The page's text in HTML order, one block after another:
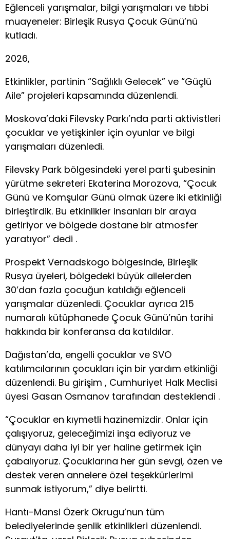
Eğlenceli yarışmalar, bilgi yarışmaları ve tıbbi
muayeneler: Birleşik Rusya Çocuk Günü’nü
kutladı.
2026,
Etkinlikler, partinin “Sağlıklı Gelecek” ve “Güçlü
Aile” projeleri kapsamında düzenlendi.
Moskova’daki Filevsky Parkı’nda parti aktivistleri
çocuklar ve yetişkinler için oyunlar ve bilgi
yarışmaları düzenledi.
Filevsky Park bölgesindeki yerel parti şubesinin
yürütme sekreteri Ekaterina Morozova, “Çocuk
Günü ve Komşular Günü olmak üzere iki etkinliği
birleştirdik. Bu etkinlikler insanları bir araya
getiriyor ve bölgede dostane bir atmosfer
yaratıyor” dedi .
Prospekt Vernadskogo bölgesinde, Birleşik
Rusya üyeleri, bölgedeki büyük ailelerden
30’dan fazla çocuğun katıldığı eğlenceli
yarışmalar düzenledi. Çocuklar ayrıca 215
numaralı kütüphanede Çocuk Günü’nün tarihi
hakkında bir konferansa da katıldılar.
Dağıstan’da, engelli çocuklar ve SVO
katılımcılarının çocukları için bir yardım etkinliği
düzenlendi. Bu girişim , Cumhuriyet Halk Meclisi
üyesi Gasan Osmanov tarafından desteklendi .
“Çocuklar en kıymetli hazinemizdir. Onlar için
çalışıyoruz, geleceğimizi inşa ediyoruz ve
dünyayı daha iyi bir yer haline getirmek için
çabalıyoruz. Çocuklarına her gün sevgi, özen ve
destek veren annelere özel teşekkürlerimi
sunmak istiyorum,” diye belirtti.
Hantı-Mansi Özerk Okrugu’nun tüm
belediyelerinde şenlik etkinlikleri düzenlendi.